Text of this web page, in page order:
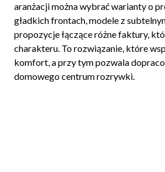
aranżacji można wybrać warianty o
gładkich frontach, modele z
propozycje łączące różne faktury,
charakteru. To rozwiązanie, które
komfort, a przy tym pozwala
domowego centrum rozrywki.